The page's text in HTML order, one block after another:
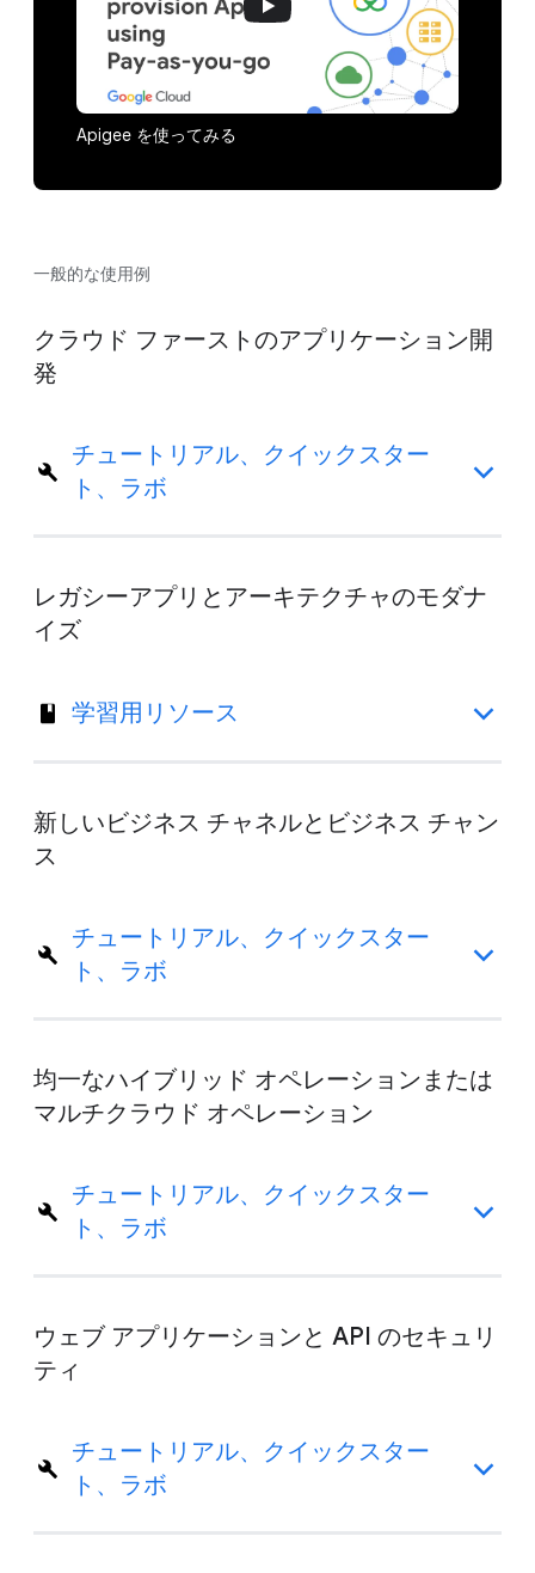
Apigee を使ってみる
一般的な使用例
クラウド ファーストのアプリケーション開
発
チュートリアル、クイックスター
ト、ラボ
レガシーアプリとアーキテクチャのモダナ
イズ
学習用リソース
新しいビジネス チャネルとビジネス チャン
ス
チュートリアル、クイックスター
ト、ラボ
均一なハイブリッド オペレーションまたは
マルチクラウド オペレーション
チュートリアル、クイックスター
ト、ラボ
ウェブ アプリケーションと API のセキュリ
ティ
チュートリアル、クイックスター
ト、ラボ